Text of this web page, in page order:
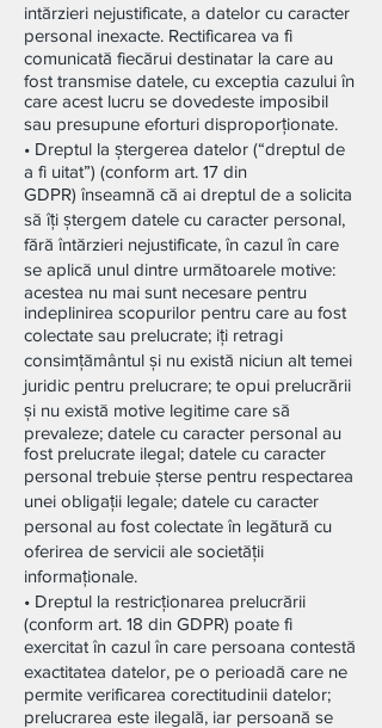
intărzieri nejustificate, a datelor cu caracter
personal inexacte. Rectificarea va fi
comunicată fiecărui destinatar la care au
fost transmise datele, cu exceptia cazului în
care acest lucru se dovedeste imposibil
sau presupune eforturi disproporționate.
• Dreptul la ștergerea datelor (“dreptul de
a fi uitat”) (conform art. 17 din
GDPR) înseamnă că ai dreptul de a solicita
să îți ștergem datele cu caracter personal,
fără întărzieri nejustificate, în cazul în care
se aplică unul dintre următoarele motive:
acestea nu mai sunt necesare pentru
indeplinirea scopurilor pentru care au fost
colectate sau prelucrate; iți retragi
consimțământul și nu există niciun alt temei
juridic pentru prelucrare; te opui prelucrării
și nu există motive legitime care să
prevaleze; datele cu caracter personal au
fost prelucrate ilegal; datele cu caracter
personal trebuie șterse pentru respectarea
unei obligații legale; datele cu caracter
personal au fost colectate în legătură cu
oferirea de servicii ale societății
informaționale.
• Dreptul la restricționarea prelucrării
(conform art. 18 din GDPR) poate fi
exercitat în cazul în care persoana contestă
exactitatea datelor, pe o perioadă care ne
permite verificarea corectitudinii datelor;
prelucrarea este ilegală, iar persoană se